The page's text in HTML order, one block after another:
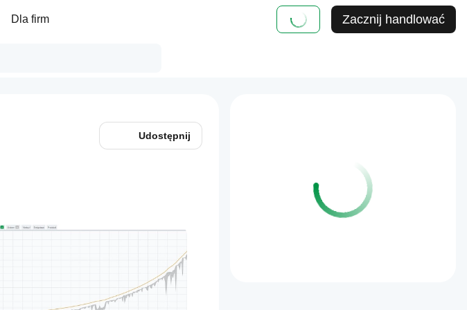
Dla firm Zacznij handlować
Udostępnij